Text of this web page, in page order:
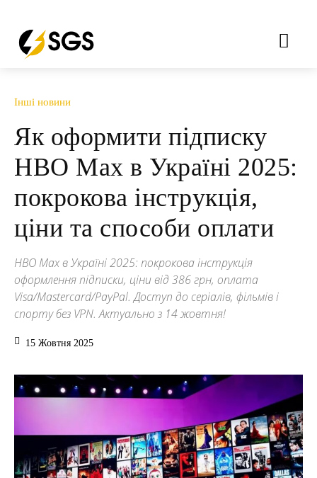
Інші новини
Як оформити підписку
HBO Max в Україні 2025:
покрокова інструкція,
ціни та способи оплати
HBO Max в Україні 2025: покрокова інструкція
оформлення підписки, ціни від 386 грн, оплата
Visa/Mastercard/PayPal. Доступ до серіалів, фільмів і
спорту без VPN. Актуально з 14 жовтня!
15 Жовтня 2025